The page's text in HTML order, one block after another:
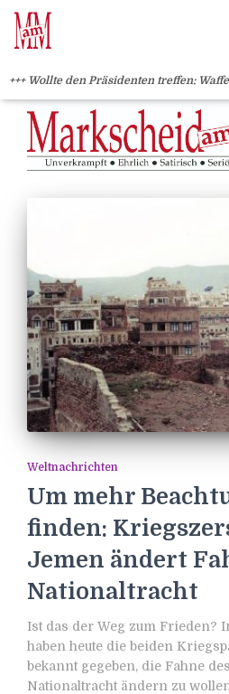
+++ Wollte den Präsidenten treffen:
Weltnachrichten
Um mehr
finden:
Jemen ändert
Nationaltracht
Ist das der Weg zum Frieden?
haben heute die beiden
bekannt gegeben, die Fahne
Nationaltracht ändern zu